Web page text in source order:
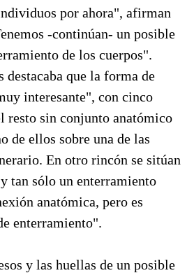
por ahora", afirman
-continúan- un posible
de los cuerpos".
destacaba que la forma de
interesante", con cinco
resto sin conjunto anatómico
de ellos sobre una de las
En otro rincón se sitúan
tan sólo un enterramiento
anatómica, pero es
enterramiento".
y las huellas de un posible